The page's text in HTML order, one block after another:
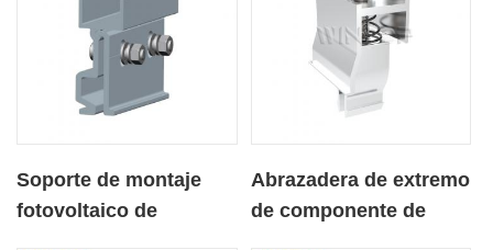
Soporte de montaje
fotovoltaico de
Abrazadera de extremo
de componente de